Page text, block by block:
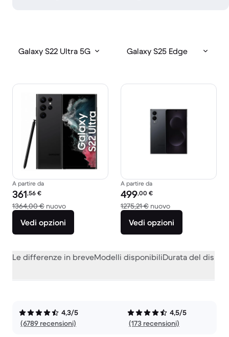
Galaxy S22 Ultra 5G Galaxy S25 Edge
A partire da
Prezzo del ricondizionato:
361,56 €
1364,00 € nuovoRispetto a 1364,00 € del nuovo
Vedi opzioni
A partire da
Prezzo del ricondizionato:
499,00 €
1275,21 € nuovoRispetto a
Vedi opzioni
Le differenze in breveModelli disponibiliDurata del
4,3/5
(6789 recensioni)
4,5/5
(173 recensioni)